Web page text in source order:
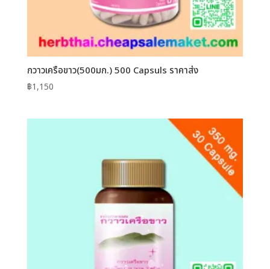
กวาวเครือขาว(500มก.) 500 Capsuls ราคาส่ง
฿1,150